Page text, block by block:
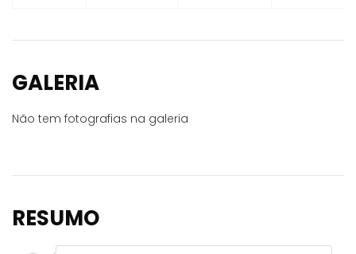
GALERIA
Não tem fotografias na galeria
RESUMO